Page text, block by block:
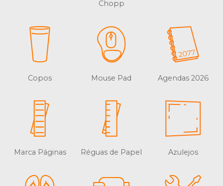
Chopp
Copos Mouse Pad Agendas 2026
Marca Páginas Réguas de Papel Azulejos